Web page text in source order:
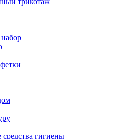
трикотаж
гигиены